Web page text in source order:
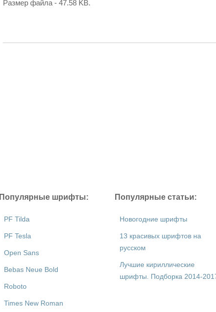
Размер файла - 47.58 KB.
Популярные шрифты:
PF Tilda
PF Tesla
Open Sans
Bebas Neue Bold
Roboto
Times New Roman
Популярные статьи:
Новогодние шрифты
13 красивых шрифтов на
русском
Лучшие кириллические
шрифты. Подборка 2014-